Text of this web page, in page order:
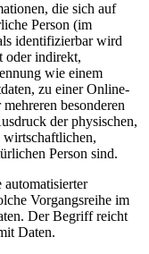
die sich auf
Person (im
identifizierbar wird
oder indirekt,
wie einem
zu einer Online-
besonderen
der physischen,
wirtschaftlichen,
Person sind.
Vorgangsreihe im
Der Begriff reicht
Daten.